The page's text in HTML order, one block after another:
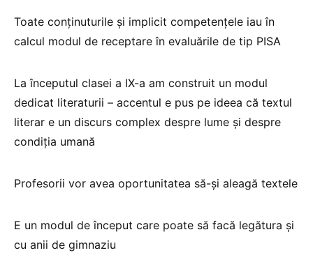
Toate conținuturile și implicit competențele iau în
calcul modul de receptare în evaluările de tip PISA
La începutul clasei a IX-a am construit un modul
dedicat literaturii – accentul e pus pe ideea că textul
literar e un discurs complex despre lume și despre
condiția umană
Profesorii vor avea oportunitatea să-și aleagă textele
E un modul de început care poate să facă legătura și
cu anii de gimnaziu